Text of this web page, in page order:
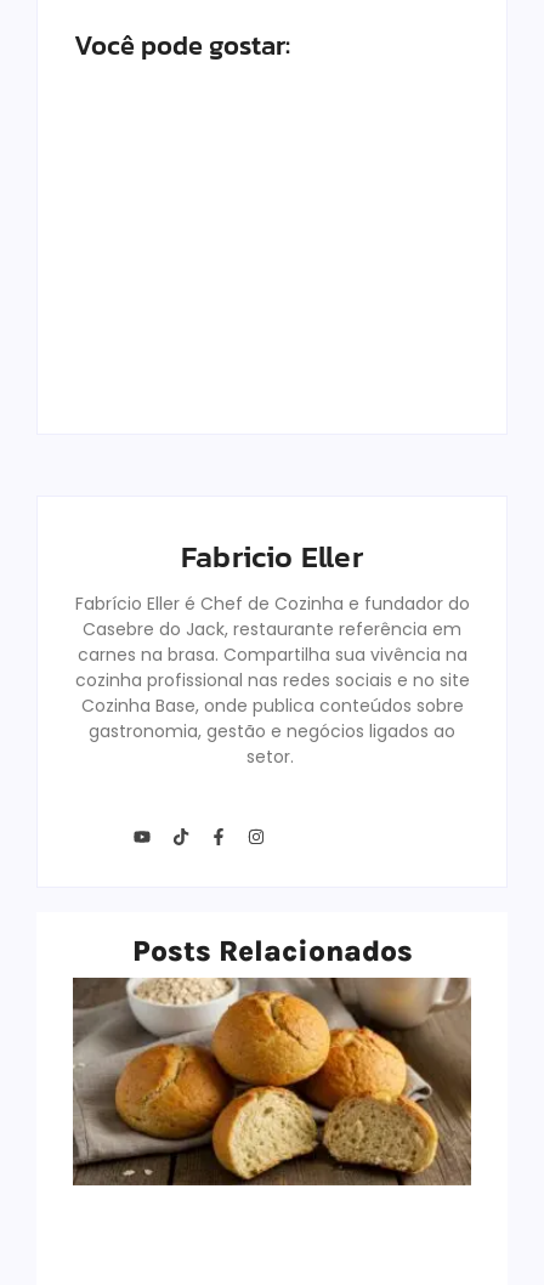
Você pode gostar:
Fabricio Eller
Fabrício Eller é Chef de Cozinha e fundador do
Casebre do Jack, restaurante referência em
carnes na brasa. Compartilha sua vivência na
cozinha profissional nas redes sociais e no site
Cozinha Base, onde publica conteúdos sobre
gastronomia, gestão e negócios ligados ao
setor.
Posts Relacionados